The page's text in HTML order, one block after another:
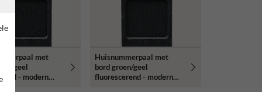
met
geel
- modern
Huisnummerpaal met
bord groen/geel
fluorescerend - modern